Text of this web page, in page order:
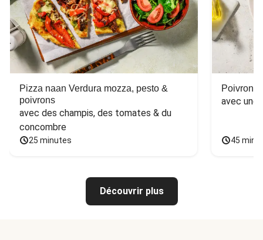
Pizza naan Verdura mozza, pesto &
poivrons
avec des champis, des tomates & du
concombre
25 minutes
Poivron
avec une
45
Découvrir plus